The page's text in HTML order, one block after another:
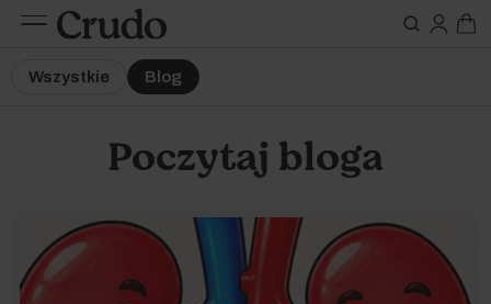
Do karm
Etap życia
Oleje
Poczytaj bloga
Wszystkie Blog